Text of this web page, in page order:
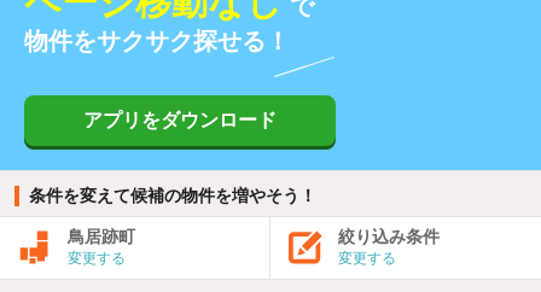
で
物件をサクサク探せる！
アプリをダウンロード
条件を変えて候補の物件を増やそう！
鳥居跡町
変更する
絞り込み条件
変更する